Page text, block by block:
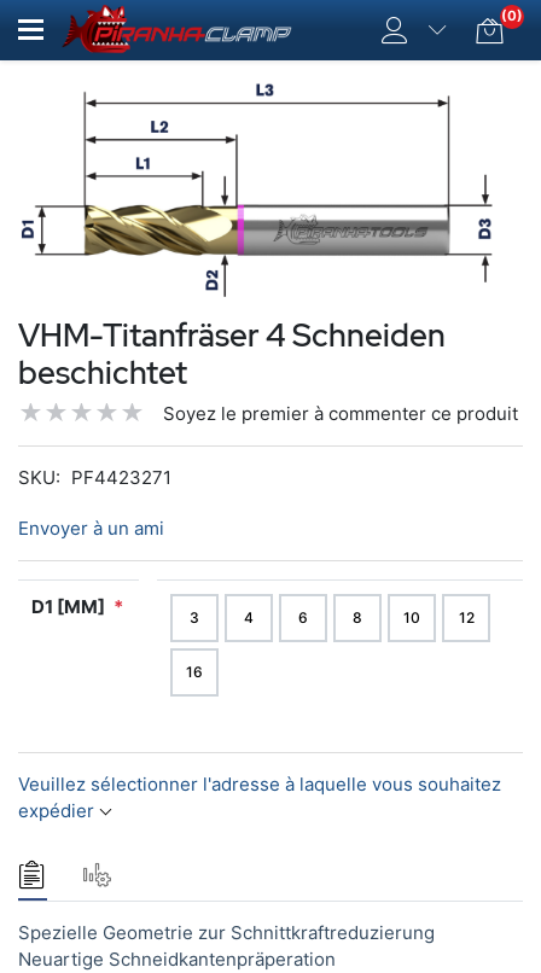
(0)
VHM-Titanfräser 4 Schneiden
beschichtet
Soyez le premier à commenter ce produit
SKU: PF4423271
Envoyer à un ami
D1 [MM] * 3 4 6 8 10 12
16
Veuillez sélectionner l'adresse à laquelle vous souhaitez
expédier
Spezielle Geometrie zur Schnittkraftreduzierung
Neuartige Schneidkantenpräperation